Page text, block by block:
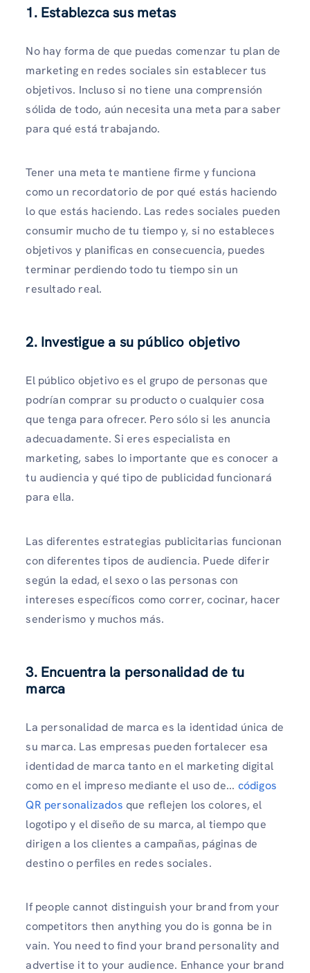
1. Establezca sus metas
No hay forma de que puedas comenzar tu plan de
marketing en redes sociales sin establecer tus
objetivos. Incluso si no tiene una comprensión
sólida de todo, aún necesita una meta para saber
para qué está trabajando.
Tener una meta te mantiene firme y funciona
como un recordatorio de por qué estás haciendo
lo que estás haciendo. Las redes sociales pueden
consumir mucho de tu tiempo y, si no estableces
objetivos y planificas en consecuencia, puedes
terminar perdiendo todo tu tiempo sin un
resultado real.
2. Investigue a su público objetivo
El público objetivo es el grupo de personas que
podrían comprar su producto o cualquier cosa
que tenga para ofrecer. Pero sólo si les anuncia
adecuadamente. Si eres especialista en
marketing, sabes lo importante que es conocer a
tu audiencia y qué tipo de publicidad funcionará
para ella.
Las diferentes estrategias publicitarias funcionan
con diferentes tipos de audiencia. Puede diferir
según la edad, el sexo o las personas con
intereses específicos como correr, cocinar, hacer
senderismo y muchos más.
3. Encuentra la personalidad de tu
marca
La personalidad de marca es la identidad única de
su marca. Las empresas pueden fortalecer esa
identidad de marca tanto en el marketing digital
como en el impreso mediante el uso de... códigos
QR personalizados que reflejen los colores, el
logotipo y el diseño de su marca, al tiempo que
dirigen a los clientes a campañas, páginas de
destino o perfiles en redes sociales.
If people cannot distinguish your brand from your
competitors then anything you do is gonna be in
vain. You need to find your brand personality and
advertise it to your audience. Enhance your brand